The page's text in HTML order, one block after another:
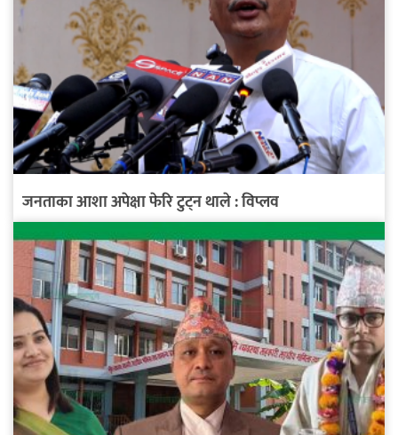
जनताका आशा अपेक्षा फेरि टुट्न थाले : विप्लव